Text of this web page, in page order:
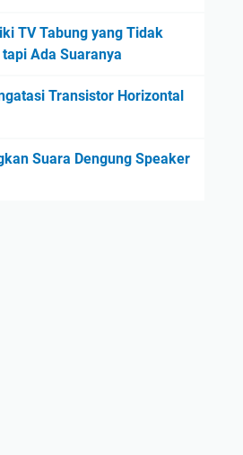
TV Tabung yang Tidak
Ada Suaranya
Transistor Horizontal
Suara Dengung Speaker